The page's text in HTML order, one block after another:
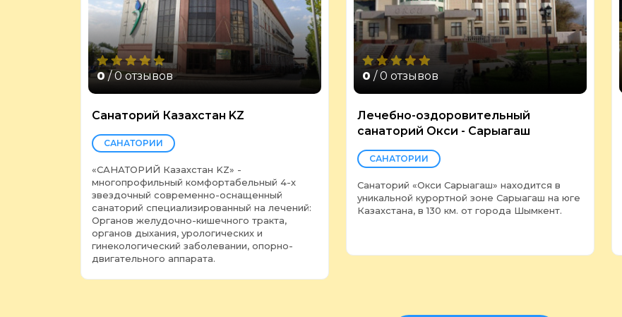
0/ 0 отзывов
Санаторий Казахстан KZ
САНАТОРИИ
«САНАТОРИЙ Казахстан KZ» -
многопрофильный комфортабельный 4-х
звездочный современно-оснащенный
санаторий специализированный на лечений:
Органов желудочно-кишечного тракта,
органов дыхания, урологических и
гинекологический заболевании, опорно-
двигательного аппарата.
0 / 0 отзывов
Лечебно-оздоровительный
санаторий Окси - Сарыагаш
САНАТОРИИ
Санаторий «Окси Сарыагаш» находится в
уникальной курортной зоне Сарыагаш на юге
Казахстана, в 130 км. от города Шымкент.